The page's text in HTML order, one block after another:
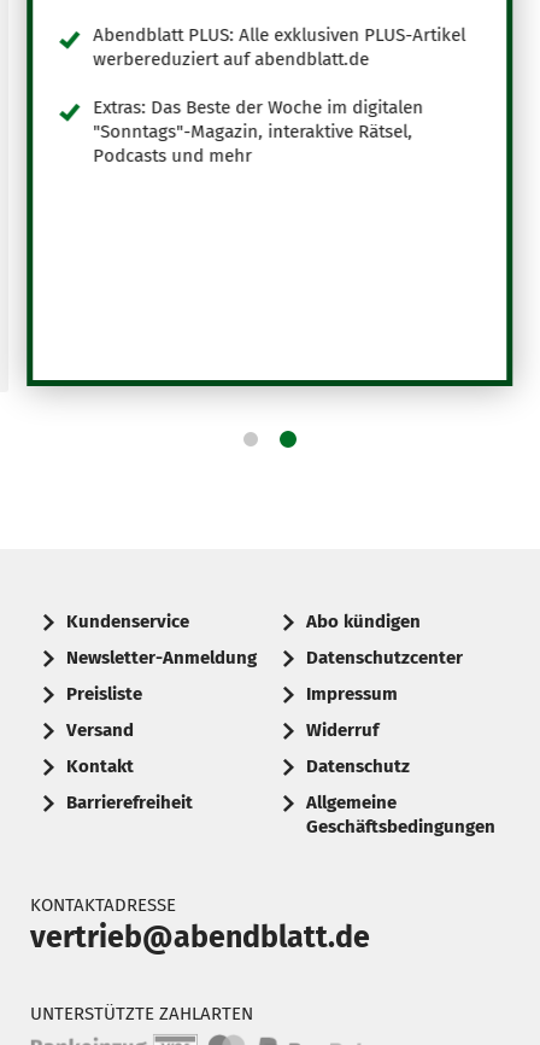
Abendblatt PLUS: Alle exklusiven PLUS-Artikel
werbereduziert auf abendblatt.de
Extras: Das Beste der Woche im digitalen
"Sonntags"-Magazin, interaktive Rätsel,
Podcasts und mehr
Kundenservice
Newsletter-Anmeldung
Preisliste
Versand
Kontakt
Barrierefreiheit
Abo kündigen
Datenschutzcenter
Impressum
Widerruf
Datenschutz
Allgemeine
Geschäftsbedingungen
KONTAKTADRESSE
vertrieb@abendblatt.de
UNTERSTÜTZTE ZAHLARTEN